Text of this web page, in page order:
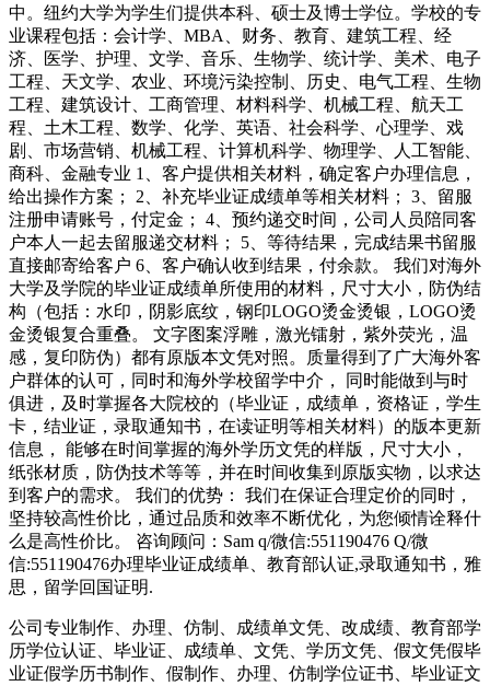
中。纽约大学为学生们提供本科、硕士及博士学位。学校的专
业课程包括：会计学、MBA、财务、教育、建筑工程、经
济、医学、护理、文学、音乐、生物学、统计学、美术、电子
工程、天文学、农业、环境污染控制、历史、电气工程、生物
工程、建筑设计、工商管理、材料科学、机械工程、航天工
程、土木工程、数学、化学、英语、社会科学、心理学、戏
剧、市场营销、机械工程、计算机科学、物理学、人工智能、
商科、金融专业 1、客户提供相关材料，确定客户办理信息，
给出操作方案； 2、补充毕业证成绩单等相关材料； 3、留服
注册申请账号，付定金； 4、预约递交时间，公司人员陪同客
户本人一起去留服递交材料； 5、等待结果，完成结果书留服
直接邮寄给客户 6、客户确认收到结果，付余款。 我们对海外
大学及学院的毕业证成绩单所使用的材料，尺寸大小，防伪结
构（包括：水印，阴影底纹，钢印LOGO烫金烫银，LOGO烫
金烫银复合重叠。 文字图案浮雕，激光镭射，紫外荧光，温
感，复印防伪）都有原版本文凭对照。质量得到了广大海外客
户群体的认可，同时和海外学校留学中介， 同时能做到与时
俱进，及时掌握各大院校的（毕业证，成绩单，资格证，学生
卡，结业证，录取通知书，在读证明等相关材料）的版本更新
信息， 能够在时间掌握的海外学历文凭的样版，尺寸大小，
纸张材质，防伪技术等等，并在时间收集到原版实物，以求达
到客户的需求。 我们的优势： 我们在保证合理定价的同时，
坚持较高性价比，通过品质和效率不断优化，为您倾情诠释什
么是高性价比。 咨询顾问：Sam q/微信:551190476 Q/微
信:551190476办理毕业证成绩单、教育部认证,录取通知书，雅
思，留学回国证明.
公司专业制作、办理、仿制、成绩单文凭、改成绩、教育部学
历学位认证、毕业证、成绩单、文凭、学历文凭、假文凭假毕
业证假学历书制作、假制作、办理、仿制学位证书、毕业证文